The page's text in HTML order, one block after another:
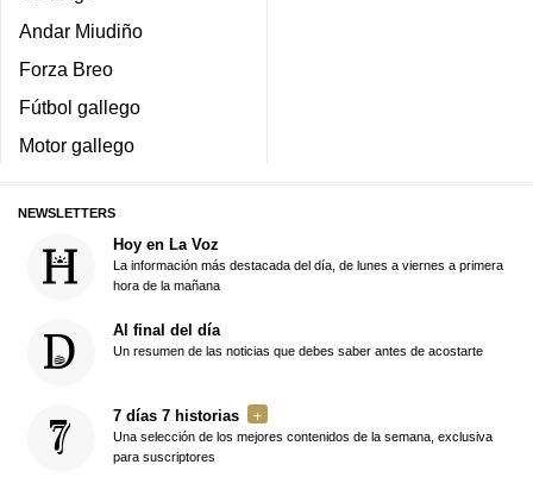
Andar Miudiño
Forza Breo
Fútbol gallego
Motor gallego
NEWSLETTERS
Hoy en La Voz
La información más destacada del día, de lunes a viernes a primera
hora de la mañana
Al final del día
Un resumen de las noticias que debes saber antes de acostarte
7 días 7 historias
Una selección de los mejores contenidos de la semana, exclusiva
para suscriptores